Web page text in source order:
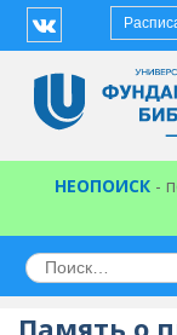
Перейти
Vk
НЕОПОИСК -
Искать:
Память о